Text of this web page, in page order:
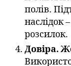
полів.
наслідок
розсилок.
Довіра.